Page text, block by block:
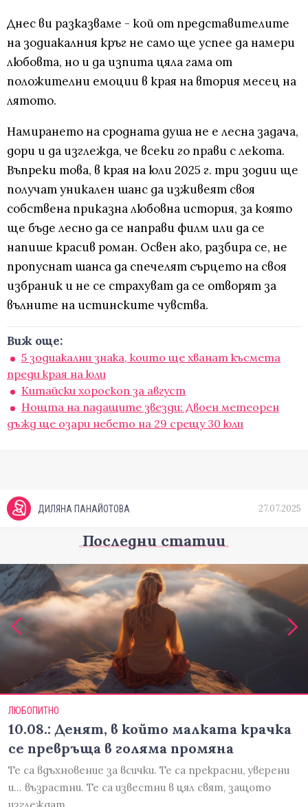
Днес ви разказваме - кой от представителите
на зодиакалния кръг не само ще успее да намери
любовта, но и да изпита цяла гама от
положителни емоции в края на втория месец на
лятото.
Намирането на сродната душа не е лесна задача,
дори и да изглежда, че всеки го прави с лекота.
Въпреки това, в края на юли 2025 г. три зодии ще
получат уникален шанс да изживеят своя
собствена приказна любовна история, за която
ще бъде лесно да се направи филм или да се
напише красив роман. Освен ако, разбира се, не
пропуснат шанса да спечелят сърцето на своя
избраник и не се страхуват да се отворят за
вълните на истинските чувства.
Виж още:
5 зодиакални знака, които ще хванат късмета
преди края на юли
Китайски хороскоп за август
Нощта на падащите звезди: Двоен метеорен
дъжд ще озари небето на 29 срещу 30 юли
ДИЛЯНА ПАНАЙОТОВА 27.07.2025
Последни статии
ЛЮБОПИТНО
10.08.: Денят, в който малката крачка
се превръща в голяма промяна
Те са вдъхновение за всички. Те са прекрасни, уверени
и... възрастни. Те са известни в цял свят, защото